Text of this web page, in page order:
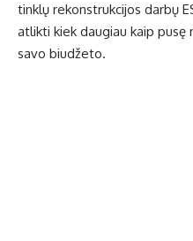
tin­klų re­konst­ruk­ci­jos dar­bų
at­lik­ti kiek dau­giau kaip pu­sę
sa­vo biu­dže­to.